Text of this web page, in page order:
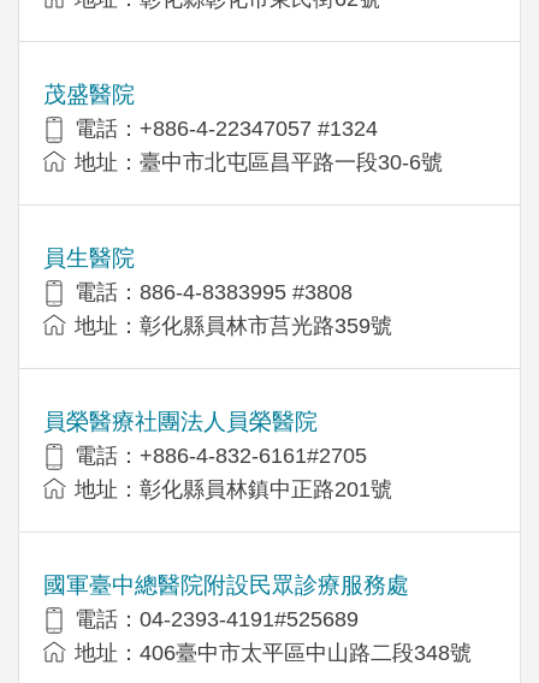
茂盛醫院
電話：+886-4-22347057 #1324
地址：臺中市北屯區昌平路一段30-6號
員生醫院
電話：886-4-8383995 #3808
地址：彰化縣員林市莒光路359號
員榮醫療社團法人員榮醫院
電話：+886-4-832-6161#2705
地址：彰化縣員林鎮中正路201號
國軍臺中總醫院附設民眾診療服務處
電話：04-2393-4191#525689
地址：406臺中市太平區中山路二段348號